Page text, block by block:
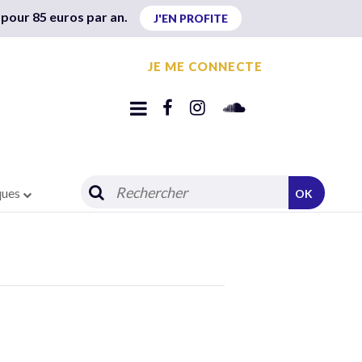
85 euros par an. J'EN PROFITE
JE ME CONNECTE
OK